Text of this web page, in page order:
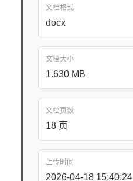
文档格式
docx
文档大小
1.630 MB
文档页数
18 页
上传时间
2026-04-18 15:40:24